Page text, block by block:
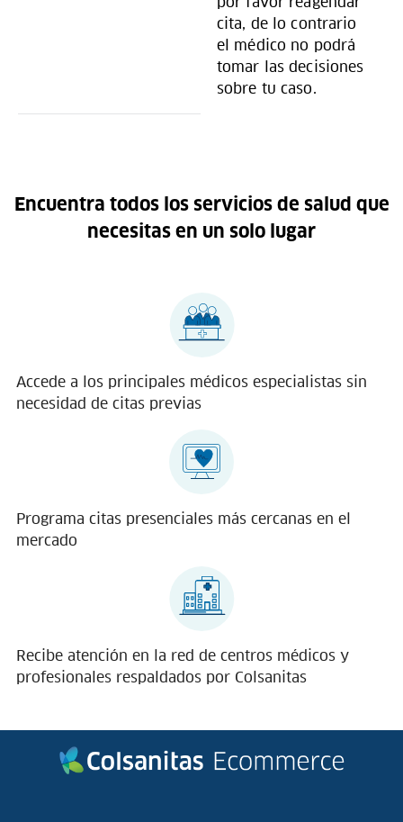
cita, de lo contrario
el médico no podrá
tomar las decisiones
sobre tu caso.
Encuentra todos los servicios de salud que
necesitas en un solo lugar
Accede a los principales médicos especialistas sin
necesidad de citas previas
Programa citas presenciales más cercanas en el
mercado
Recibe atención en la red de centros médicos y
profesionales respaldados por Colsanitas